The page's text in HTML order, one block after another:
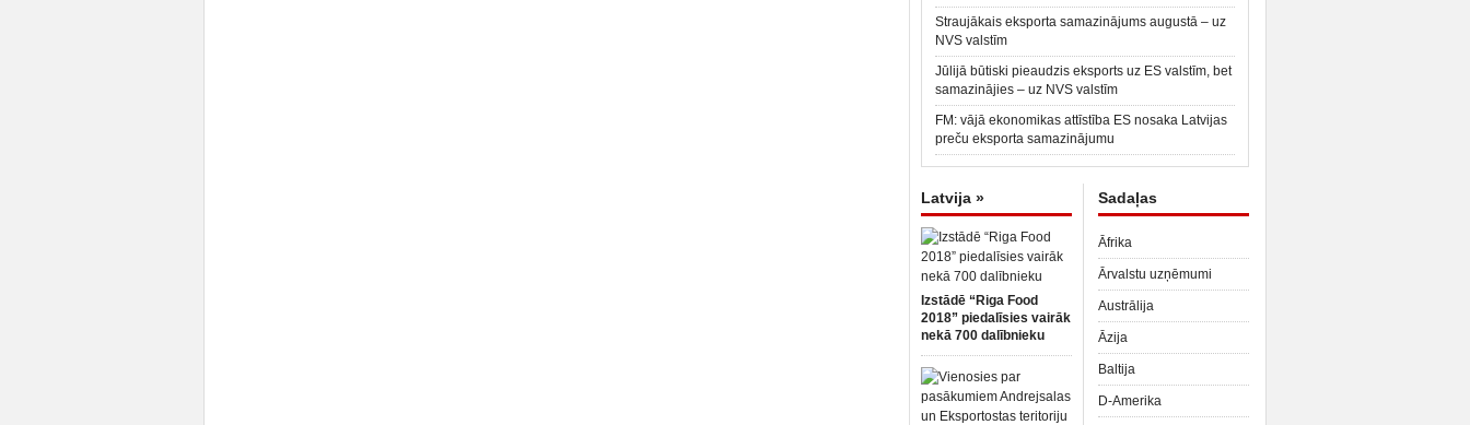
Straujākais eksporta samazinājums augustā – uz
NVS valstīm
Jūlijā būtiski pieaudzis eksports uz ES valstīm, bet
samazinājies – uz NVS valstīm
FM: vājā ekonomikas attīstība ES nosaka Latvijas
preču eksporta samazinājumu
Latvija »
Izstādē “Riga Food
2018” piedalīsies vairāk
nekā 700 dalībnieku
Sadaļas
Āfrika
Ārvalstu uzņēmumi
Austrālija
Āzija
Baltija
D-Amerika